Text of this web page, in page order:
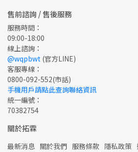
售前諮詢 / 售後服務
服務時間：
09:00-18:00
線上諮詢：
@wqpbwt (官方LINE)
客服專線：
0800-092-552(市話)
手機用戶請點此查詢聯絡資訊
統一編號：
70382754
關於拓霖
最新消息 關於我們 服務條款 隱私政策